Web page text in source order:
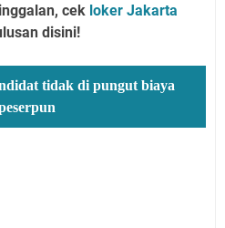
cek loker Jakarta
disini!
tidak di pungut biaya